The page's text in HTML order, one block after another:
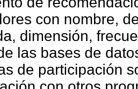
con nombre,
dimensión,
las bases de
de participación